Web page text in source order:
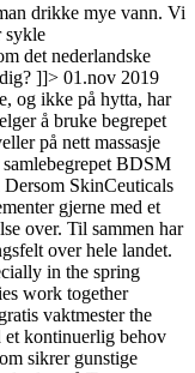
drikke mye vann. Vi
sykle
det nederlandske
]]> 01.nov 2019
og ikke på hytta, har
å bruke begrepet
på nett massasje
BDSM
SkinCeuticals
gjerne med et
over. Til sammen har
over hele landet.
in the spring
work together
vaktmester the
et kontinuerlig behov
sikrer gunstige